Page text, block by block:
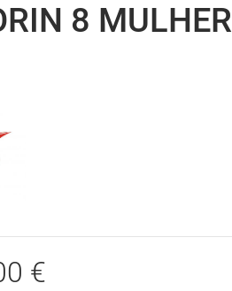
8 MULHER
€